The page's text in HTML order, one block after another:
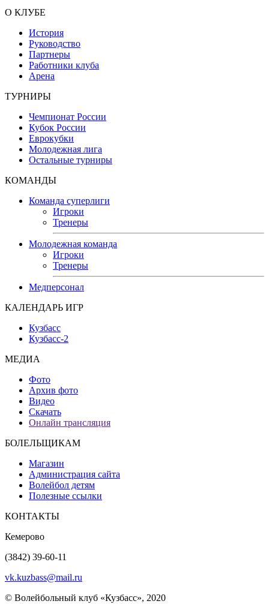
О КЛУБЕ
История
Руководство
Партнеры
Работники клуба
Арена
ТУРНИРЫ
Чемпионат России
Кубок России
Еврокубки
Молодежная лига
Остальные турниры
КОМАНДЫ
Команда суперлиги
Игроки
Тренеры
Молодежная команда
Игроки
Тренеры
Медперсонал
КАЛЕНДАРЬ ИГР
Кузбасс
Кузбасс-2
МЕДИА
Фото
Архив фото
Видео
Скачать
Онлайн трансляция
БОЛЕЛЬЩИКАМ
Магазин
Администрация сайта
Волейбол детям
Полезные ссылки
КОНТАКТЫ
Кемерово
(3842) 39-60-11
vk.kuzbass@mail.ru
© Волейбольный клуб «Кузбасс», 2020